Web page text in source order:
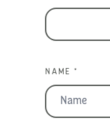
NAME *